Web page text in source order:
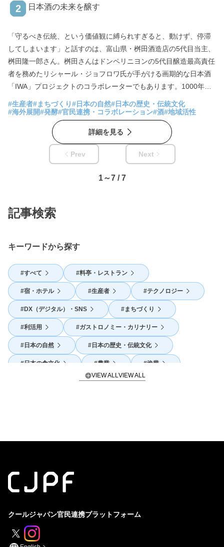
2 日本酒の未来を醸す
「守るべき伝統、という価値観に縛られすぎると、動けず、停滞
してしまいます」と話すのは、富山県・桝田酒造店の5代目当主、
桝田隆一郎さん。桝田さんはドンペリニヨンの5代目醸造最高責任
者を務めたリシャール・ジョフロワ氏が手がける画期的な日本酒
「IWA」プロジェクトのコラボレーターでもあります。1000年の
歴史を持つ日本酒について、桝田さんは「ブランド力と戦略性の
欠如」という課題を感じてきたといいます。常に「今、私がやる
べきかどうか」という判断で動き続けてきた取り組みは、日本酒
に新たな価値観を吹き込んだ「IWA」、アーティストやブリュワ
リーなど個性的な店が立ち並ぶ地元・岩瀬の美しい町並みへと結
実しています。
#生産者#まちづくり#日本の自然#日本の歴史・伝統文化
#海外展開#発酵#官民連携・コラボレーション#酒#地域活性
詳細を見る
Prev Next
1～7 / 7
記事検索
キーワードから探す
すべて 料亭・レストラン
宿・ホテル 生産者 テクノロジー
DX（デジタル）・SNS まちづくり
利活用 ガストロノミー・カリナリー
日本の自然 日本の歴史・伝統文化
日本の食文化 農業 漁業
地産地消 外国人活躍
VIEW ALL
クールジャパン官民連携プラットフォーム